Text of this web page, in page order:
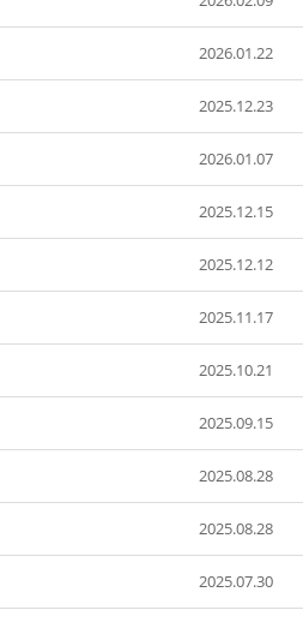
2026.01.22
2025.12.23
2026.01.07
2025.12.15
2025.12.12
2025.11.17
2025.10.21
2025.09.15
2025.08.28
2025.08.28
2025.07.30